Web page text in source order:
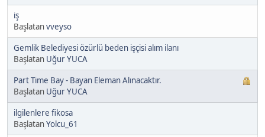
iş
Başlatanvveyso
Gemlik Belediyesi özürlü beden işçisi alım ilanı
Başlatan Uğur YUCA
Part Time Bay - Bayan Eleman Alınacaktır.
Başlatan Uğur YUCA
ilgilenlere fikosa
BaşlatanYolcu_61